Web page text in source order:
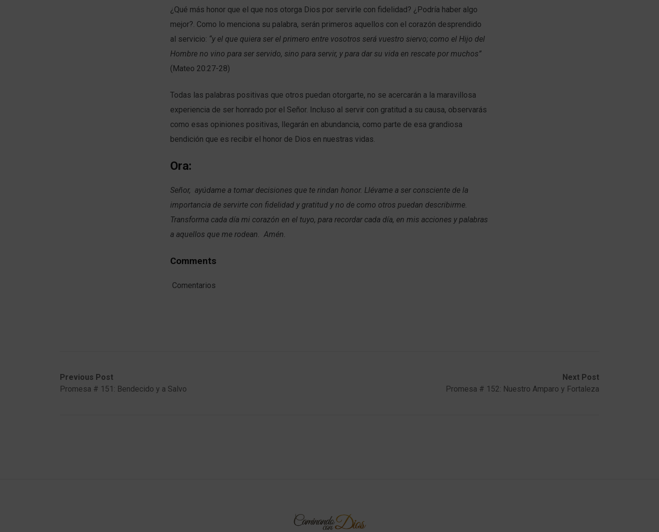
¿Qué más honor que el que nos otorga Dios por servirle con fidelidad? ¿Podría haber algo
mejor?. Como lo menciona su palabra, serán primeros aquellos con el corazón desprendido
al servicio: “y el que quiera ser el primero entre vosotros será vuestro siervo; como el Hijo del
Hombre no vino para ser servido, sino para servir, y para dar su vida en rescate por muchos”
(Mateo 20:27-28)
Todas las palabras positivas que otros puedan otorgarte, no se acercarán a la maravillosa
experiencia de ser honrado por el Señor. Incluso al servir con gratitud a su causa, observarás
como esas opiniones positivas, llegarán en abundancia, como parte de esa grandiosa
bendición que es recibir el honor de Dios en nuestras vidas.
Ora:
Señor, ayúdame a tomar decisiones que te rindan honor. Llévame a ser consciente de la
importancia de servirte con fidelidad y gratitud y no de como otros puedan describirme.
Transforma cada día mi corazón en el tuyo, para recordar cada día, en mis acciones y palabras
a aquellos que me rodean. Amén.
Comments
Comentarios
Previous Post
Promesa # 151: Bendecido y a Salvo
Next Post
Promesa # 152: Nuestro Amparo y Fortaleza